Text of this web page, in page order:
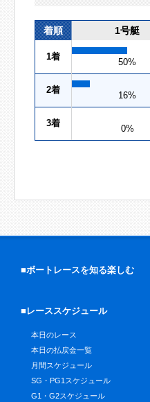
着順 1号艇
1着
50%
2着
16%
3着
0%
■ボートレースを知る楽しむ
■レーススケジュール
本日のレース
本日の払戻金一覧
月間スケジュール
SG・PG1スケジュール
G1・G2スケジュール